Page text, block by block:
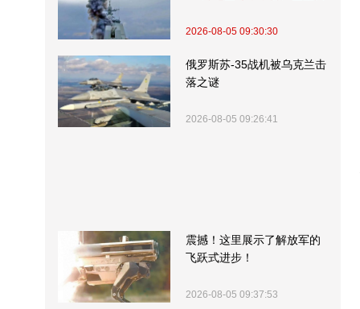
2026-08-05 09:30:30
俄罗斯苏-35战机被乌克兰击
落之谜
2026-08-05 09:26:41
震撼！这里展示了解放军的
飞跃式进步！
2026-08-05 09:37:53